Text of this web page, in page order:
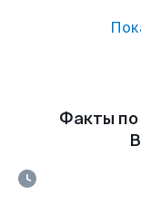
Факты по